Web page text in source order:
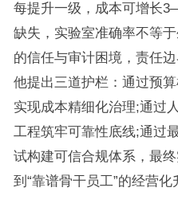
每提升一级，成本可增长
缺失，实验室准确率不等
的信任与审计困境，责任
他提出三道护栏：通过预
实现成本精细化治理;通过
工程筑牢可靠性底线;通过
试构建可信合规体系，最
到“靠谱骨干员工”的经营化